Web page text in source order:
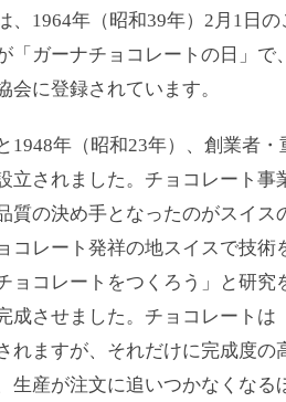
、1964年（昭和39年）2月1日
「ガーナチョコレートの日」で
会に登録されています。
1948年（昭和23年）、創業者
立されました。チョコレート事
質の決め手となったのがスイ
コレート発祥の地スイスで技術
ョコレートをつくろう」と研究
成させました。チョコレート
れますが、それだけに完成度の
生産が注文に追いつかなくなる